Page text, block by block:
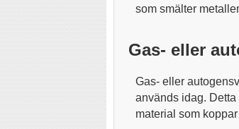
som smälter
Gas- eller
Gas- eller
används idag.
material som